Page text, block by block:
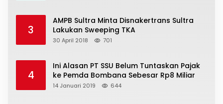
3
AMPB Sultra Minta Disnakertrans Sultra
Lakukan Sweeping TKA
30 April 2018 701
4
Ini Alasan PT SSU Belum Tuntaskan Pajak
ke Pemda Bombana Sebesar Rp8 Miliar
14 Januari 2019 644